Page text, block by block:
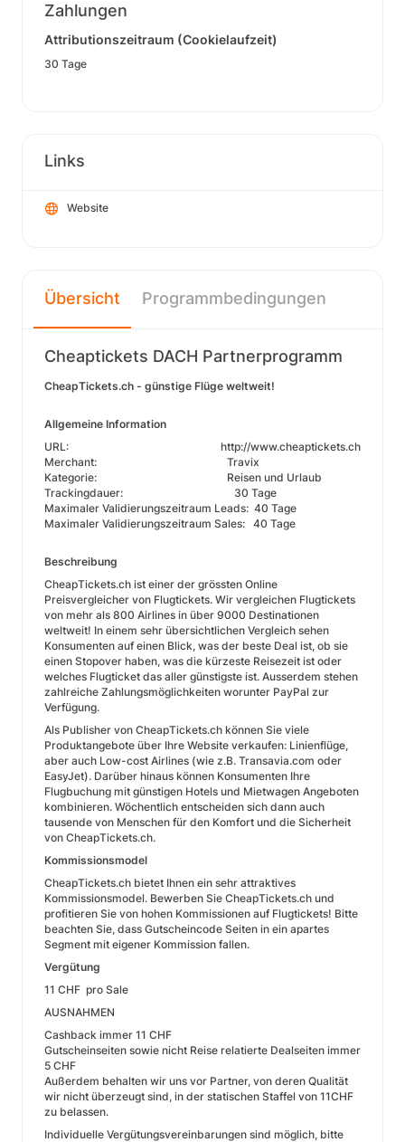
Zahlungen
Attributionszeitraum (Cookielaufzeit)
30 Tage
Links
Website
Übersicht Programmbedingungen
Cheaptickets DACH Partnerprogramm
CheapTickets.ch - günstige Flüge weltweit!
Allgemeine Information
URL: http://www.cheaptickets.ch
Merchant: Travix
Kategorie: Reisen und Urlaub
Trackingdauer: 30 Tage
Maximaler Validierungszeitraum Leads: 40 Tage
Maximaler Validierungszeitraum Sales: 40 Tage
Beschreibung
CheapTickets.ch ist einer der grössten Online
Preisvergleicher von Flugtickets. Wir vergleichen Flugtickets
von mehr als 800 Airlines in über 9000 Destinationen
weltweit! In einem sehr übersichtlichen Vergleich sehen
Konsumenten auf einen Blick, was der beste Deal ist, ob sie
einen Stopover haben, was die kürzeste Reisezeit ist oder
welches Flugticket das aller günstigste ist. Ausserdem stehen
zahlreiche Zahlungsmöglichkeiten worunter PayPal zur
Verfügung.
Als Publisher von CheapTickets.ch können Sie viele
Produktangebote über Ihre Website verkaufen: Linienflüge,
aber auch Low-cost Airlines (wie z.B. Transavia.com oder
EasyJet). Darüber hinaus können Konsumenten Ihre
Flugbuchung mit günstigen Hotels und Mietwagen Angeboten
kombinieren. Wöchentlich entscheiden sich dann auch
tausende von Menschen für den Komfort und die Sicherheit
von CheapTickets.ch.
Kommissionsmodel
CheapTickets.ch bietet Ihnen ein sehr attraktives
Kommissionsmodel. Bewerben Sie CheapTickets.ch und
profitieren Sie von hohen Kommissionen auf Flugtickets! Bitte
beachten Sie, dass Gutscheincode Seiten in ein apartes
Segment mit eigener Kommission fallen.
Vergütung
11 CHF pro Sale
AUSNAHMEN
Cashback immer 11 CHF
Gutscheinseiten sowie nicht Reise relatierte Dealseiten immer
5 CHF
Außerdem behalten wir uns vor Partner, von deren Qualität
wir nicht überzeugt sind, in der statischen Staffel von 11CHF
zu belassen.
Individuelle Vergütungsvereinbarungen sind möglich, bitte